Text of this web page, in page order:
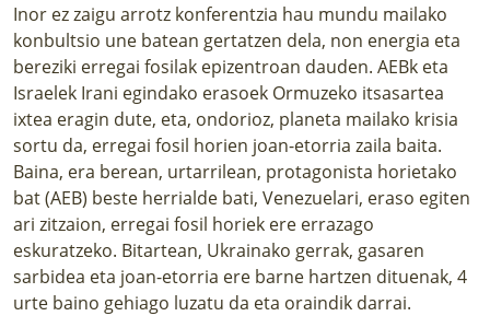
Inor ez zaigu arrotz konferentzia hau mundu mailako
konbultsio une batean gertatzen dela, non energia eta
bereziki erregai fosilak epizentroan dauden. AEBk eta
Israelek Irani egindako erasoek Ormuzeko itsasartea
ixtea eragin dute, eta, ondorioz, planeta mailako krisia
sortu da, erregai fosil horien joan-etorria zaila baita.
Baina, era berean, urtarrilean, protagonista horietako
bat (AEB) beste herrialde bati, Venezuelari, eraso egiten
ari zitzaion, erregai fosil horiek ere errazago
eskuratzeko. Bitartean, Ukrainako gerrak, gasaren
sarbidea eta joan-etorria ere barne hartzen dituenak, 4
urte baino gehiago luzatu da eta oraindik darrai.